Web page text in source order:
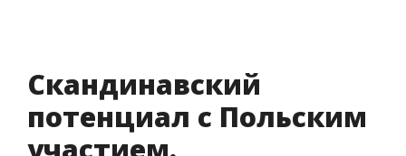
Скандинавский
потенциал с Польским